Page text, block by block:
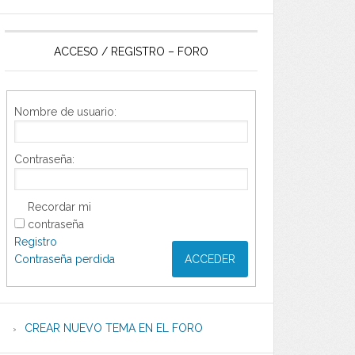
ACCESO / REGISTRO – FORO
Nombre de usuario:
Contraseña:
Recordar mi
contraseña
ACCEDER
Registro
Contraseña perdida
CREAR NUEVO TEMA EN EL FORO